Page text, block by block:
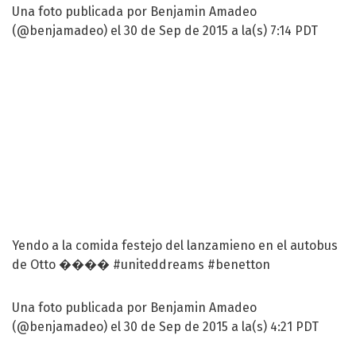
Una foto publicada por Benjamin Amadeo
(@benjamadeo) el 30 de Sep de 2015 a la(s) 7:14 PDT
Yendo a la comida festejo del lanzamieno en el autobus
de Otto ���� #uniteddreams #benetton
Una foto publicada por Benjamin Amadeo
(@benjamadeo) el 30 de Sep de 2015 a la(s) 4:21 PDT